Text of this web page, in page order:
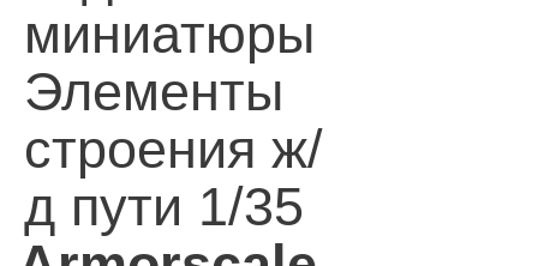
миниатюры
Элементы
строения ж/
д пути 1/35